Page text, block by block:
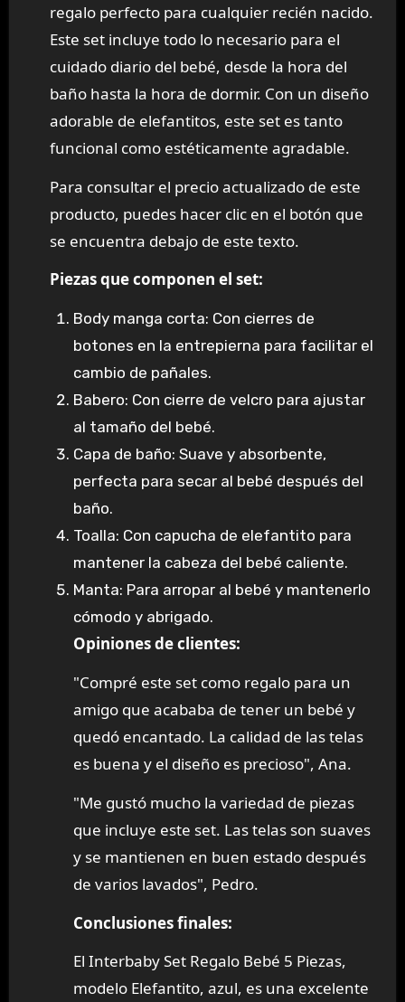
regalo perfecto para cualquier recién nacido.
Este set incluye todo lo necesario para el
cuidado diario del bebé, desde la hora del
baño hasta la hora de dormir. Con un diseño
adorable de elefantitos, este set es tanto
funcional como estéticamente agradable.
Para consultar el precio actualizado de este
producto, puedes hacer clic en el botón que
se encuentra debajo de este texto.
Piezas que componen el set:
Body manga corta: Con cierres de
botones en la entrepierna para facilitar el
cambio de pañales.
Babero: Con cierre de velcro para ajustar
al tamaño del bebé.
Capa de baño: Suave y absorbente,
perfecta para secar al bebé después del
baño.
Toalla: Con capucha de elefantito para
mantener la cabeza del bebé caliente.
Manta: Para arropar al bebé y mantenerlo
cómodo y abrigado.
Opiniones de clientes:
"Compré este set como regalo para un
amigo que acababa de tener un bebé y
quedó encantado. La calidad de las telas
es buena y el diseño es precioso", Ana.
"Me gustó mucho la variedad de piezas
que incluye este set. Las telas son suaves
y se mantienen en buen estado después
de varios lavados", Pedro.
Conclusiones finales:
El Interbaby Set Regalo Bebé 5 Piezas,
modelo Elefantito, azul, es una excelente